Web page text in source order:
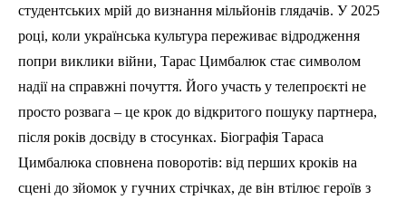
студентських мрій до визнання мільйонів глядачів. У 2025
році, коли українська культура переживає відродження
попри виклики війни, Тарас Цимбалюк стає символом
надії на справжні почуття. Його участь у телепроєкті не
просто розвага – це крок до відкритого пошуку партнера,
після років досвіду в стосунках. Біографія Тараса
Цимбалюка сповнена поворотів: від перших кроків на
сцені до зйомок у гучних стрічках, де він втілює героїв з